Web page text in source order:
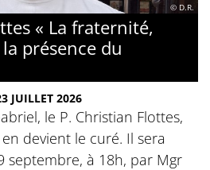
© D.R.
« La fraternité,
présence du
JUILLET 2026
le P. Christian Flottes,
devient le curé. Il sera
septembre, à 18h, par Mgr